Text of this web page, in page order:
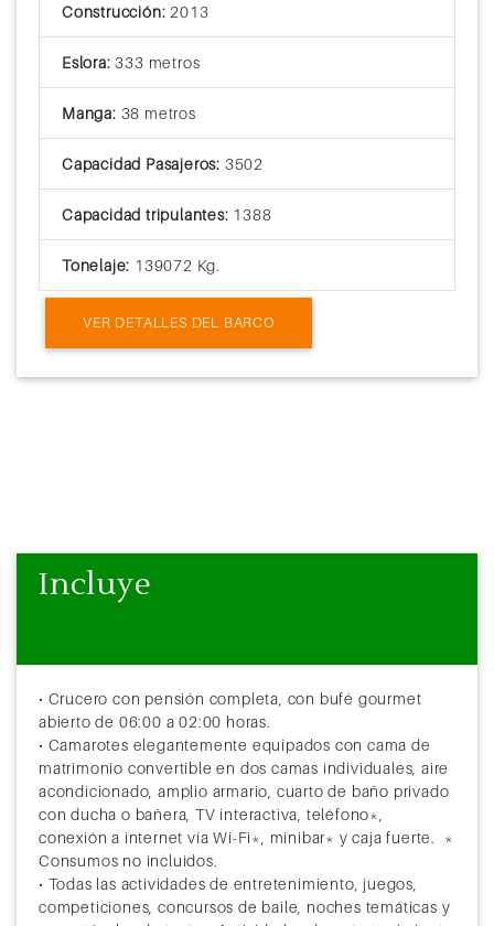
Construcción: 2013
Eslora: 333 metros
Manga: 38 metros
Capacidad Pasajeros: 3502
Capacidad tripulantes: 1388
Tonelaje: 139072 Kg.
VER DETALLES DEL BARCO
Incluye
• Crucero con pensión completa, con bufé gourmet
abierto de 06:00 a 02:00 horas.
• Camarotes elegantemente equipados con cama de
matrimonio convertible en dos camas individuales, aire
acondicionado, amplio armario, cuarto de baño privado
con ducha o bañera, TV interactiva, teléfono*,
conexión a internet vía Wi-Fi*, minibar* y caja fuerte. *
Consumos no incluidos.
• Todas las actividades de entretenimiento, juegos,
competiciones, concursos de baile, noches temáticas y